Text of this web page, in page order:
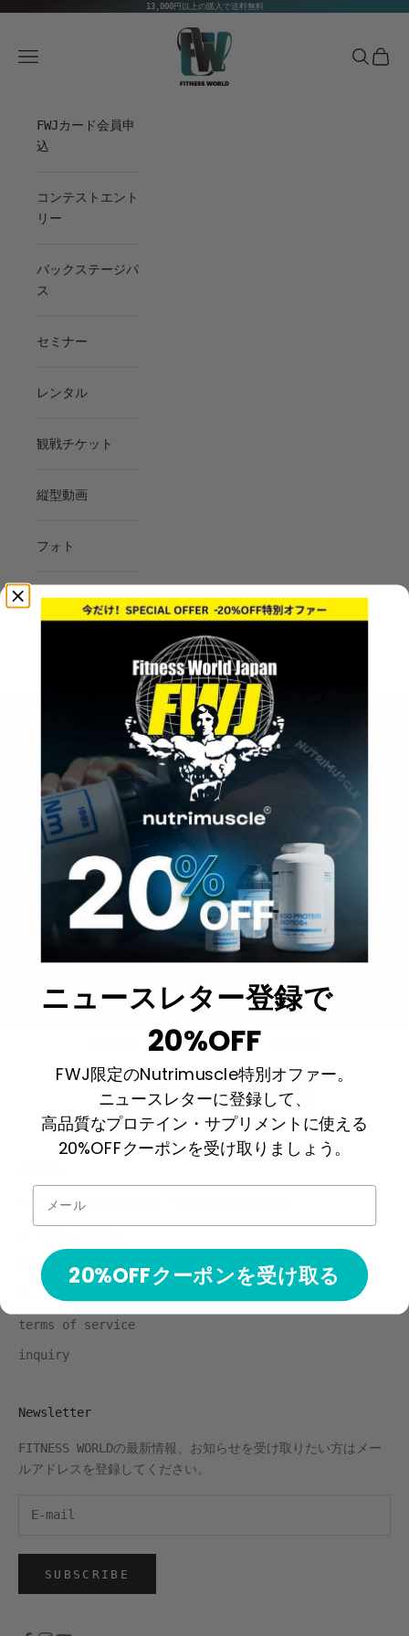
13,000円以上の購入で送料無料
Fitness World
Navigation menu
Search
Cart
FWJカード会員申
込
コンテストエント
リー
バックステージパ
ス
セミナー
レンタル
観戦チケット
縦型動画
フォト
マイページ/ログ
イン
Your cart is empty
West Gate Open 2026
FWJ GRANDPRIX SERIES
へのエントリーチケットです。
【日程】 2026年4月19日(日)
【会場】大阪府立男女共同参画・青少年センター（ドーンセンタ
ー）
こちら をご確認ください。
West Gate Open 2026
This collection is empty
CONTINUE SHOPPING
Specified Commercial Transactions Act
Refund Policy
Shipping Policy
terms of service
inquiry
Newsletter
FITNESS WORLDの最新情報、お知らせを受け取りたい方はメー
ルアドレスを登録してください。
SUBSCRIBE
ニュースレター登録で
20%OFF
FWJ限定のNutrimuscle特別オファー。
ニュースレターに登録して、
高品質なプロテイン・サプリメントに使える
20%OFFクーポンを受け取りましょう。
20%OFFクーポンを受け取る